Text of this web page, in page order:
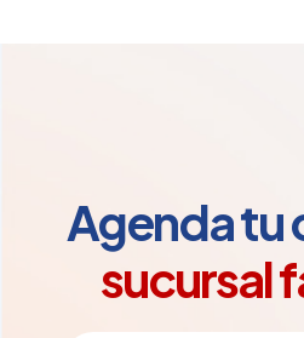
Agenda tu
sucursal